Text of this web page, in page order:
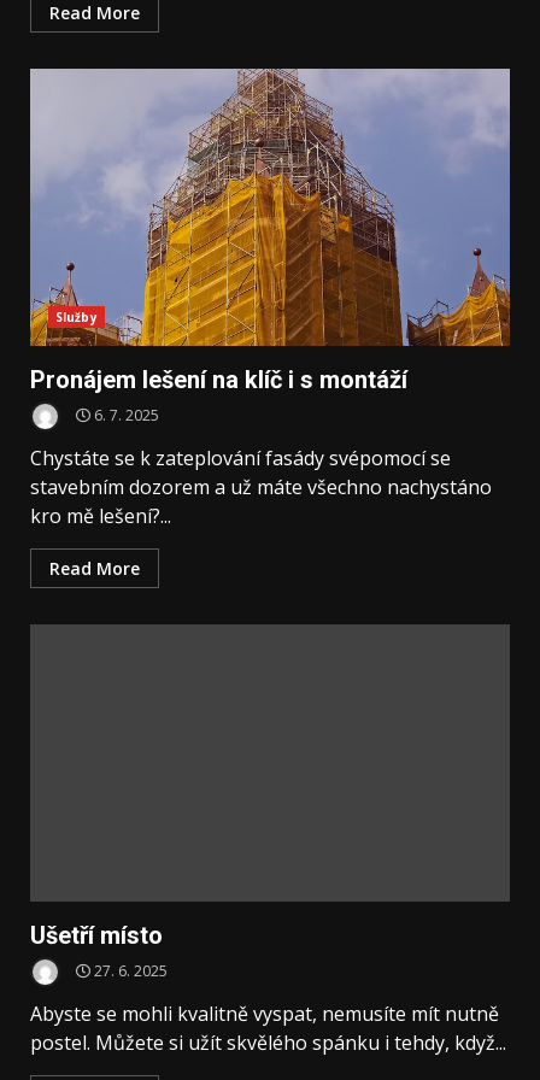
Read More
Služby
Pronájem lešení na klíč i s montáží
6. 7. 2025
Chystáte se k zateplování fasády svépomocí se
stavebním dozorem a už máte všechno nachystáno
kro mě lešení?...
Read More
Ušetří místo
27. 6. 2025
Abyste se mohli kvalitně vyspat, nemusíte mít nutně
postel. Můžete si užít skvělého spánku i tehdy, když...